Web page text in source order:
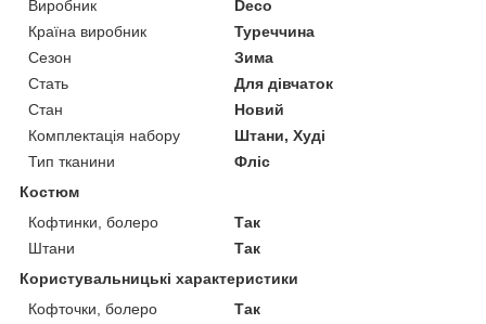
Виробник
Deco
Країна виробник
Туреччина
Сезон
Зима
Стать
Для дівчаток
Стан
Новий
Комплектація набору
Штани, Худі
Тип тканини
Фліс
Костюм
Кофтинки, болеро
Так
Штани
Так
Користувальницькі характеристики
Кофточки, болеро
Так